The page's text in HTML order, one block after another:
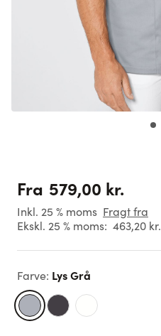
Fra 579,00 kr.
Inkl. 25 % moms Fragt fra
Ekskl. 25 % moms: 463,20 kr.
Farve: Lys Grå